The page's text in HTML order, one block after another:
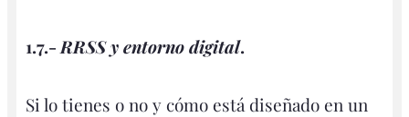
1.7.- RRSS y entorno digital.
Si lo tienes o no y cómo está diseñado en un